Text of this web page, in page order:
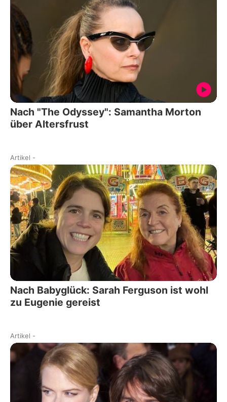
Nach "The Odyssey": Samantha Morton
über Altersfrust
Artikel -
Nach Babyglück: Sarah Ferguson ist wohl
zu Eugenie gereist
Artikel -